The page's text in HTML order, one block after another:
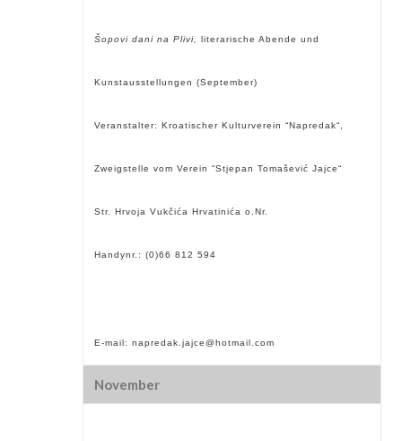
Šopovi dani na Plivi,literarische Abende und
Kunstausstellungen (September)
Veranstalter: Kroatischer Kulturverein “Napredak“,
Zweigstelle vom Verein “Stjepan Tomašević Jajce“
Str. Hrvoja Vukčića Hrvatinića o.Nr.
Handynr.: (0)66 812 594
E-mail:napredak.jajce@hotmail.com
November